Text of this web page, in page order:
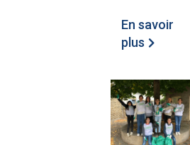
En savoir
plus